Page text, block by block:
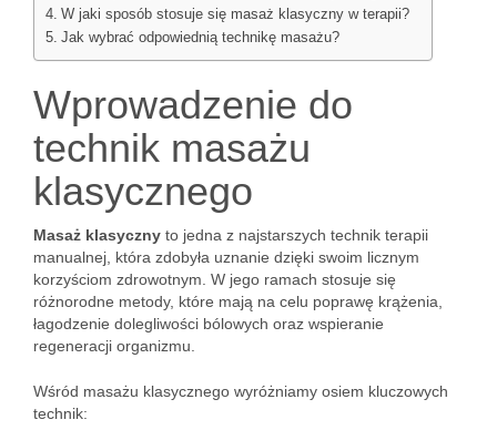
W jaki sposób stosuje się masaż klasyczny w terapii?
Jak wybrać odpowiednią technikę masażu?
Wprowadzenie do
technik masażu
klasycznego
Masaż klasyczny to jedna z najstarszych technik terapii
manualnej, która zdobyła uznanie dzięki swoim licznym
korzyściom zdrowotnym. W jego ramach stosuje się
różnorodne metody, które mają na celu poprawę krążenia,
łagodzenie dolegliwości bólowych oraz wspieranie
regeneracji organizmu.
Wśród masażu klasycznego wyróżniamy osiem kluczowych
technik: